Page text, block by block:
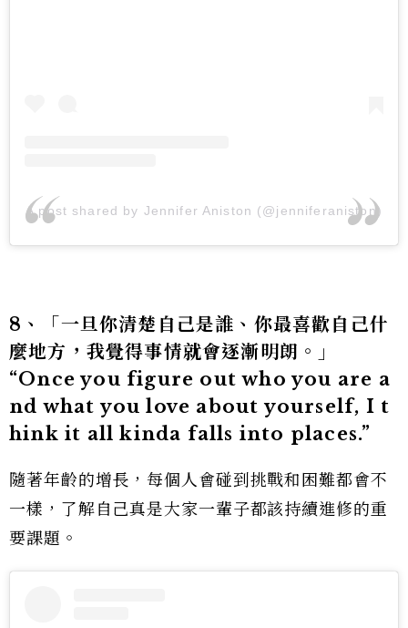
A post shared by Jennifer Aniston (@jenniferaniston)
8、「一旦你清楚自己是誰、你最喜歡自己什
麼地方，我覺得事情就會逐漸明朗。」
“Once you figure out who you are a
nd what you love about yourself, I t
hink it all kinda falls into places.”
隨著年齡的增長，每個人會碰到挑戰和困難都會不
一樣，了解自己真是大家一輩子都該持續進修的重
要課題。